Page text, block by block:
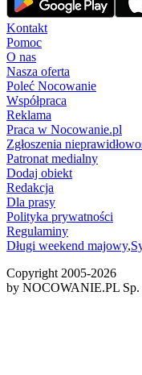
Kontakt
Pomoc
O nas
Nasza oferta
Poleć Nocowanie
Współpraca
Reklama
Praca w Nocowanie.pl
Zgłoszenia
Patronat medialny
Dodaj obiekt
Redakcja
Dla prasy
Polityka prywatności
Regulaminy
Długi weekend majowy,
Copyright 2005-2026
by NOCOWANIE.PL Sp.